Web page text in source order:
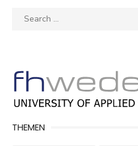
Search
THEMEN